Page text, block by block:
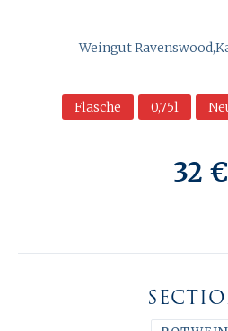
Weingut
Flasche 0,75l
32 €